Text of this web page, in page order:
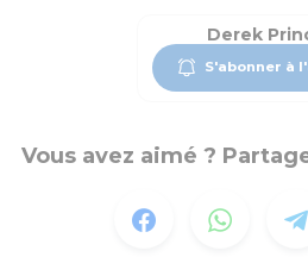
Derek
S'abonner à
Vous avez aimé ?